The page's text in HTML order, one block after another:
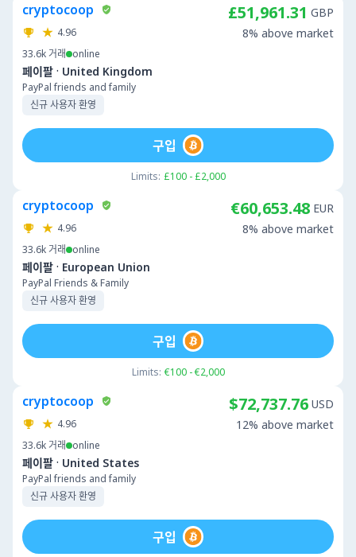
cryptocoop
4.96
33.6k 거래 online
페이팔 · United Kingdom
PayPal friends and family
신규 사용자 환영
£51,961.31 GBP
8% above market
Limits: £100 - £2,000
구입
cryptocoop
4.96
33.6k 거래 online
페이팔 · European Union
PayPal Friends & Family
신규 사용자 환영
€60,653.48 EUR
8% above market
Limits: €100 - €2,000
구입
cryptocoop
4.96
33.6k 거래 online
페이팔 · United States
PayPal friends and family
신규 사용자 환영
$72,737.76 USD
12% above market
구입